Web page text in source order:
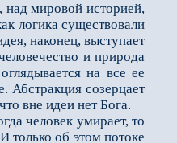
над мировой историей,
логика существовали
наконец, выступает
и природа
на все ее
Абстракция созерцает
вне идеи нет Бога.
человек умирает, то
только об этом потоке